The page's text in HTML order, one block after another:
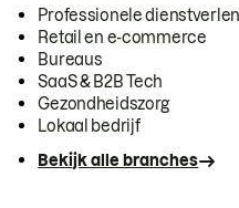
Professionele
Retail en e-commerce
Bureaus
SaaS & B2B Tech
Gezondheidszorg
Lokaal bedrijf
Bekijk alle branches